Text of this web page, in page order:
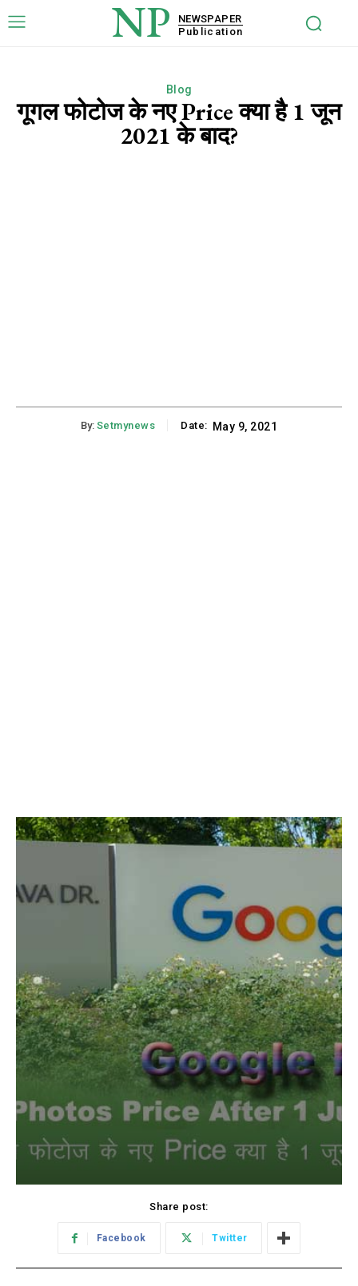
NP
NEWSPAPER
Publication
Blog
गूगल फोटोज के नए Price क्या है 1 जून
2021 के बाद?
By: Setmynews Date: May 9, 2021
Share post:
Facebook Twitter